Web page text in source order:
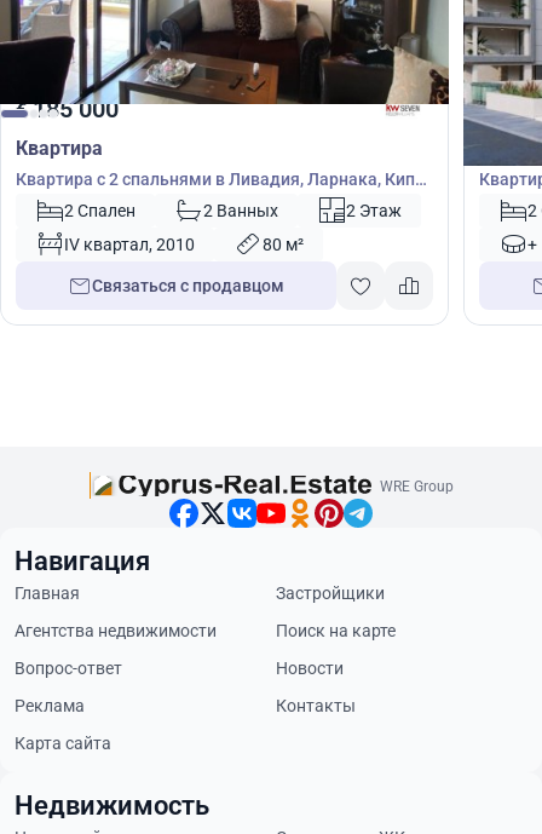
€185 000
Квартира
Квартира с 2 спальнями в Ливадия, Ларнака, Кипр
№ 399752 Спален 2 Ванных
2 Этаж
IV квартал, 2010
80 м²
Связаться с продавцом
€185
№
2
WRE Group
Навигация
Главная
Застройщики
Агентства недвижимости
Поиск на карте
Вопрос-ответ
Новости
Реклама
Контакты
Карта сайта
Недвижимость